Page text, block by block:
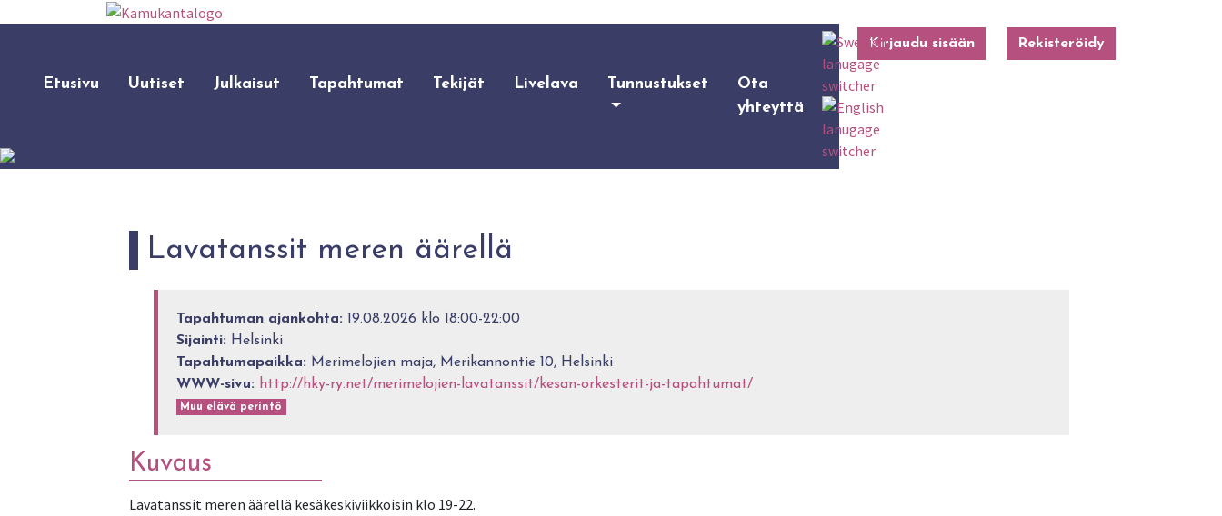
Kirjaudu sisään Rekisteröidy
Etusivu Uutiset Julkaisut Tapahtumat Tekijät Livelava Tunnustukset
Ota
yhteyttä
Lavatanssit meren äärellä
Tapahtuman ajankohta: 19.08.2026 klo 18:00-22:00
Sijainti: Helsinki
Tapahtumapaikka: Merimelojien maja, Merikannontie 10, Helsinki
WWW-sivu: http://hky-ry.net/merimelojien-lavatanssit/kesan-orkesterit-ja-tapahtumat/
Muu elävä perintö
Kuvaus
Lavatanssit meren äärellä kesäkeskiviikkoisin klo 19-22.